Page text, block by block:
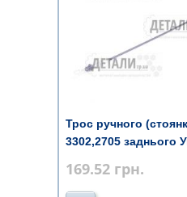
Трос ручного
3302,2705 заднього
169.52 грн.